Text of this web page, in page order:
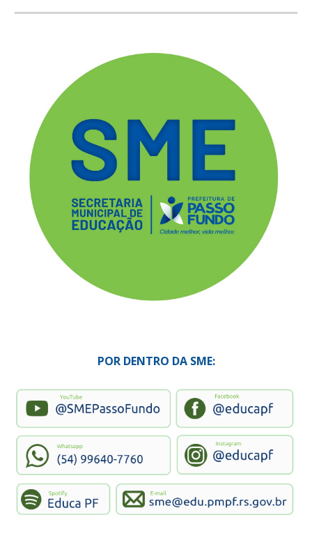
POR DENTRO DA SME: